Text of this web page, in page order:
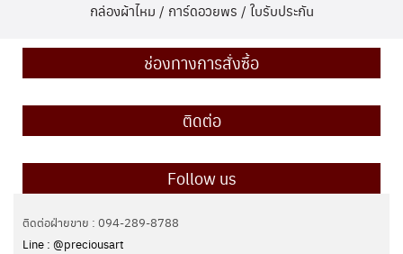
กล่องผ้าไหม / การ์ดอวยพร / ใบรับประกัน
ช่องทางการสั่งซื้อ
ติดต่อ
Follow us
ติดต่อฝ่ายขาย : 094-289-8788
Line : @preciousart